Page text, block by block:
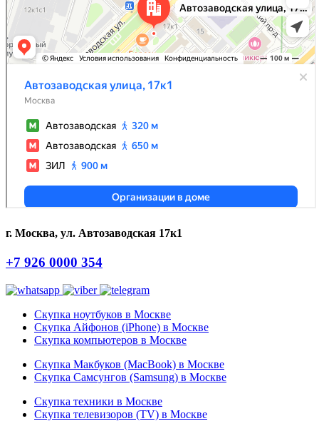
г. Москва, ул. Автозаводская 17к1
+7 926 0000 354
Скупка ноутбуков в Москве
Скупка Айфонов (iPhone) в Москве
Скупка компьютеров в Москве
Скупка Макбуков (MacBook) в Москве
Скупка Самсунгов (Samsung) в Москве
Скупка техники в Москве
Скупка телевизоров (TV) в Москве